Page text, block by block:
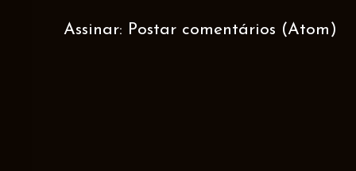
Assinar: Postar comentários (Atom)